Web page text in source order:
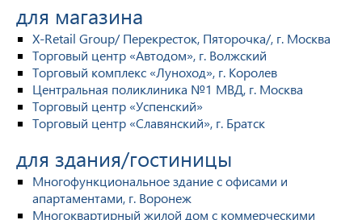
для магазина
X-Retail Group/ Перекресток, Пяторочка/, г. Москва
Торговый центр «Автодом», г. Волжский
Торговый комплекс «Луноход», г. Королев
Центральная поликлиника №1 МВД, г. Москва
Торговый центр «Успенский»
Торговый центр «Славянский», г. Братск
для здания/гостиницы
Многофункциональное здание с офисами и
апартаментами, г. Воронеж
Многоквартирный жилой дом с коммерческими